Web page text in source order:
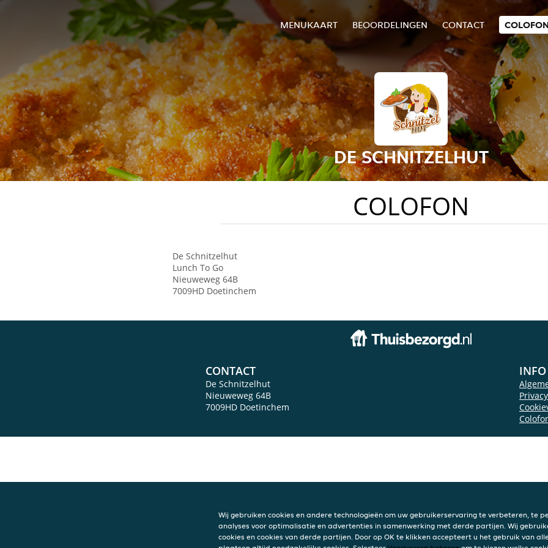
MENUKAART BEOORDELINGEN CONTACT
DE SCHNITZELHUT
COLOFON
De Schnitzelhut
Lunch To Go
Nieuweweg 64B
7009HD Doetinchem
CONTACT
De Schnitzelhut
Nieuweweg 64B
7009HD Doetinchem
INFO
Wij gebruiken cookies en andere technologieën om uw gebruikerservaring te verbeteren, te
analyses voor optimalisatie en advertenties in samenwerking met derde partijen. Wij
cookies en cookies van derde partijen. Door op OK te klikken accepteert u het gebruik van